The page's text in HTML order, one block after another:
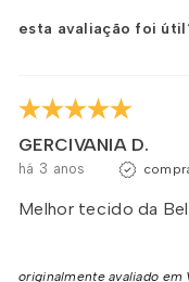
esta avaliação foi
GERCIVANIA D.
há 3 anos
Melhor tecido da
originalmente avaliado em